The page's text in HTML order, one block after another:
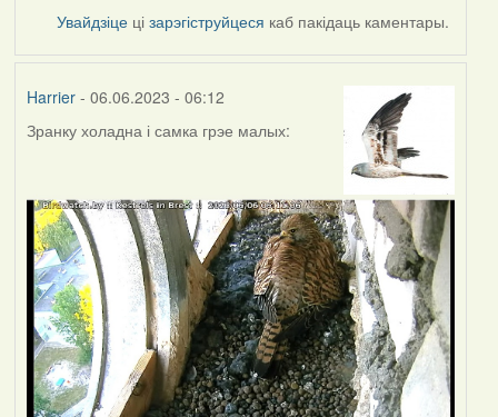
Увайдзіце цізарэгіструйцеся каб пакідаць каментары.
Harrier- 06.06.2023 - 06:12
Зранку холадна і самка грэе малых: